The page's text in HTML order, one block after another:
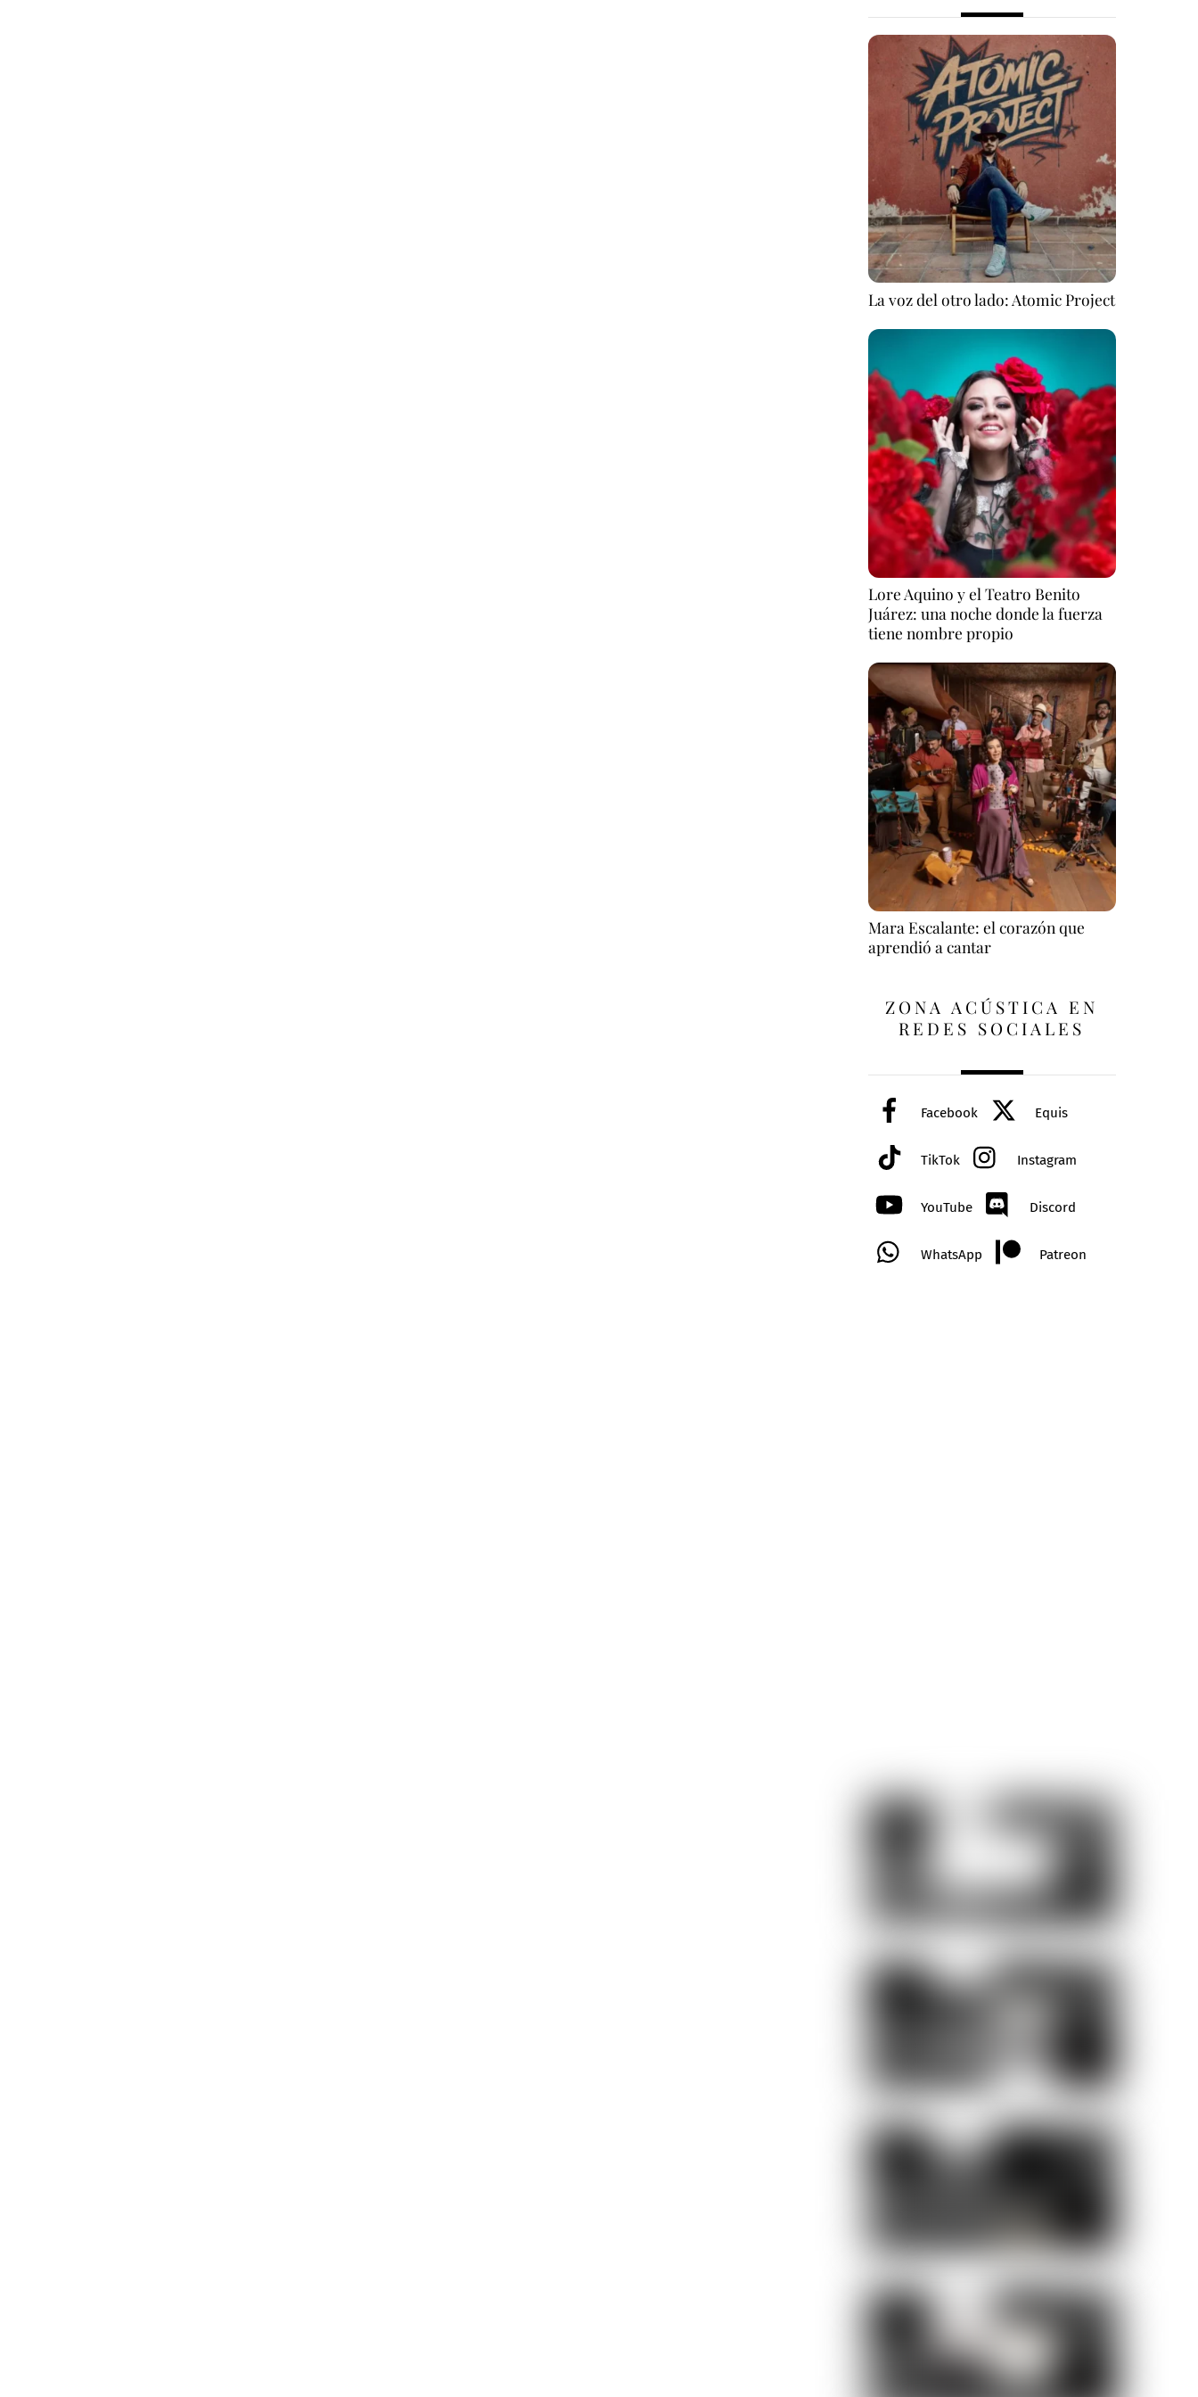
La voz del otro lado: Atomic Project
Lore Aquino y el Teatro Benito
Juárez: una noche donde la fuerza
tiene nombre propio
Mara Escalante: el corazón que
aprendió a cantar
ZONA ACÚSTICA EN
REDES SOCIALES
Facebook Equis
TikTok Instagram
YouTube Discord
WhatsApp Patreon